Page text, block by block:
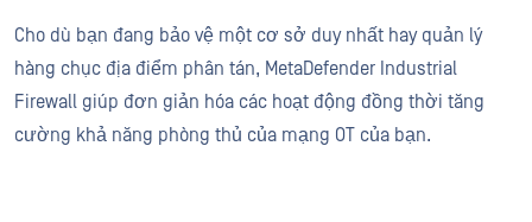
Cho dù bạn đang bảo vệ một cơ sở duy nhất hay quản lý
hàng chục địa điểm phân tán, MetaDefender Industrial
Firewall giúp đơn giản hóa các hoạt động đồng thời tăng
cường khả năng phòng thủ của mạng OT của bạn.